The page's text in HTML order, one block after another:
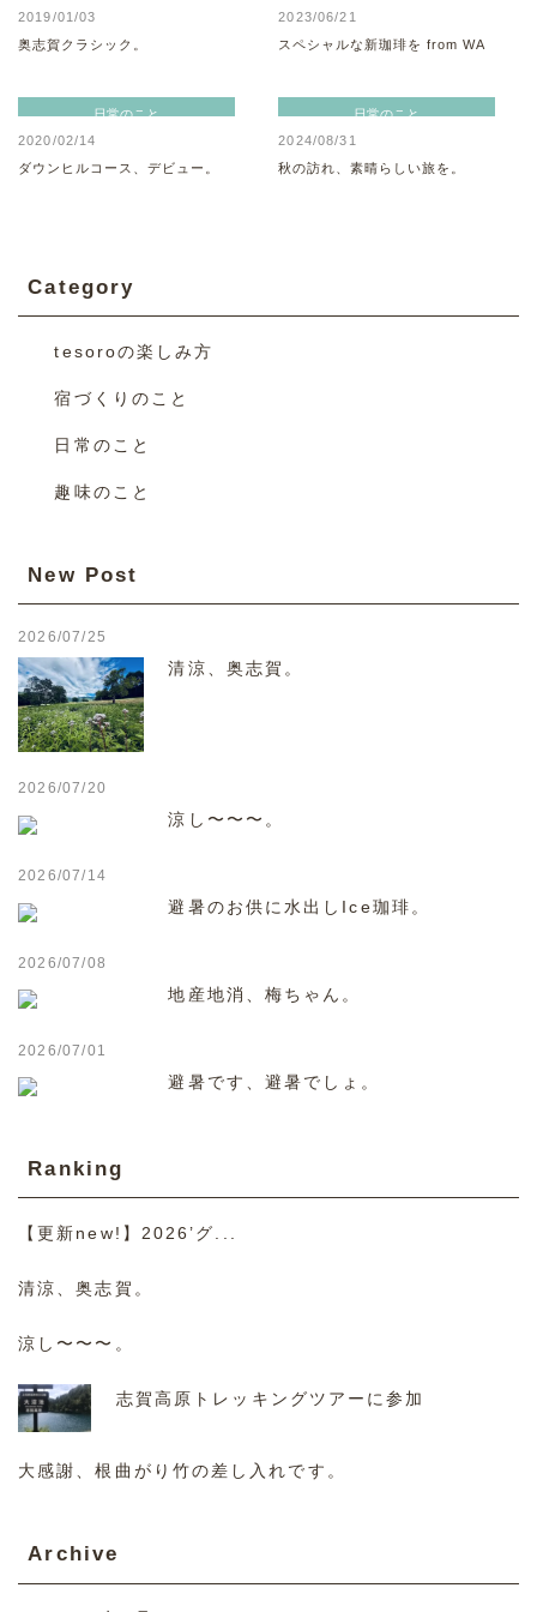
2019/01/03
奥志賀クラシック。
2023/06/21
スペシャルな新珈琲を from WA
日常のこと
2020/02/14
ダウンヒルコース、デビュー。
日常のこと
2024/08/31
秋の訪れ、素晴らしい旅を。
Category
tesoroの楽しみ方
宿づくりのこと
日常のこと
趣味のこと
New Post
2026/07/25
清涼、奥志賀。
2026/07/20
涼し〜〜〜。
2026/07/14
避暑のお供に水出しIce珈琲。
2026/07/08
地産地消、梅ちゃん。
2026/07/01
避暑です、避暑でしょ。
Ranking
【更新new!】2026’グ...
清涼、奥志賀。
涼し〜〜〜。
志賀高原トレッキングツアーに参加
大感謝、根曲がり竹の差し入れです。
Archive